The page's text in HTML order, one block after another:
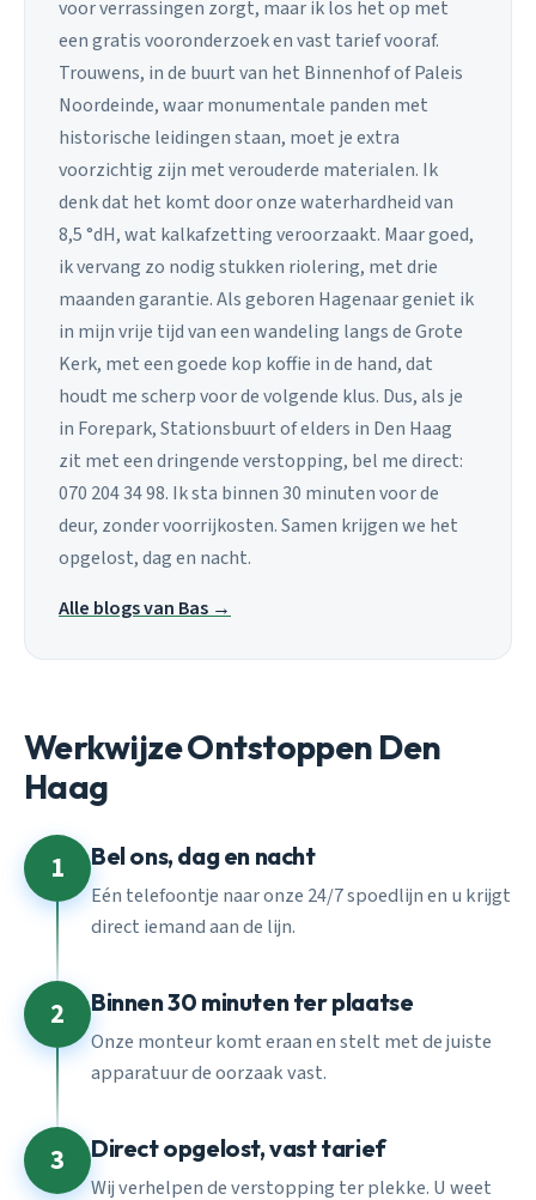
voor verrassingen zorgt, maar ik los het op met
een gratis vooronderzoek en vast tarief vooraf.
Trouwens, in de buurt van het Binnenhof of Paleis
Noordeinde, waar monumentale panden met
historische leidingen staan, moet je extra
voorzichtig zijn met verouderde materialen. Ik
denk dat het komt door onze waterhardheid van
8,5 °dH, wat kalkafzetting veroorzaakt. Maar goed,
ik vervang zo nodig stukken riolering, met drie
maanden garantie. Als geboren Hagenaar geniet ik
in mijn vrije tijd van een wandeling langs de Grote
Kerk, met een goede kop koffie in de hand, dat
houdt me scherp voor de volgende klus. Dus, als je
in Forepark, Stationsbuurt of elders in Den Haag
zit met een dringende verstopping, bel me direct:
070 204 34 98. Ik sta binnen 30 minuten voor de
deur, zonder voorrijkosten. Samen krijgen we het
opgelost, dag en nacht.
Alle blogs van Bas →
Werkwijze Ontstoppen Den
Haag
1 Bel ons, dag en nacht
Eén telefoontje naar onze 24/7 spoedlijn en u krijgt
direct iemand aan de lijn.
2 Binnen 30 minuten ter plaatse
Onze monteur komt eraan en stelt met de juiste
apparatuur de oorzaak vast.
3 Direct opgelost, vast tarief
Wij verhelpen de verstopping ter plekke. U weet